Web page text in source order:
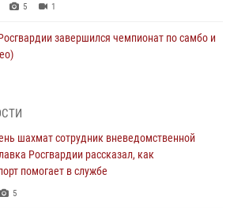
5 1
завершился чемпионат по самбо и
гостем прямого эфира на «Радио Москвы»
задержали подозреваемого в нападении
центра (видео)
шахмат сотрудник вневедомственной
Росгвардии рассказал, как
помогает в службе
5